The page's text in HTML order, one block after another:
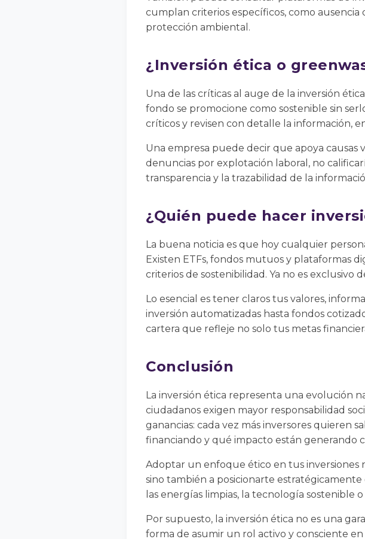
cumplan criterios específicos, como
protección ambiental.
¿Inversión ética o
Una de las críticas al auge de la inversión
fondo se promocione como sostenible sin
críticos y revisen con detalle la información,
Una empresa puede decir que apoya causas
denuncias por explotación laboral, no
transparencia y la trazabilidad de la
¿Quién puede hacer
La buena noticia es que hoy cualquier
Existen ETFs, fondos mutuos y plataformas
criterios de sostenibilidad. Ya no es exclusivo
Lo esencial es tener claros tus valores,
inversión automatizadas hasta fondos
cartera que refleje no solo tus metas
Conclusión
La inversión ética representa una evolución
ciudadanos exigen mayor responsabilidad
ganancias: cada vez más inversores quieren
financiando y qué impacto están generando
Adoptar un enfoque ético en tus inversiones
sino también a posicionarte
las energías limpias, la tecnología sostenible
Por supuesto, la inversión ética no es una
forma de asumir un rol activo y consciente